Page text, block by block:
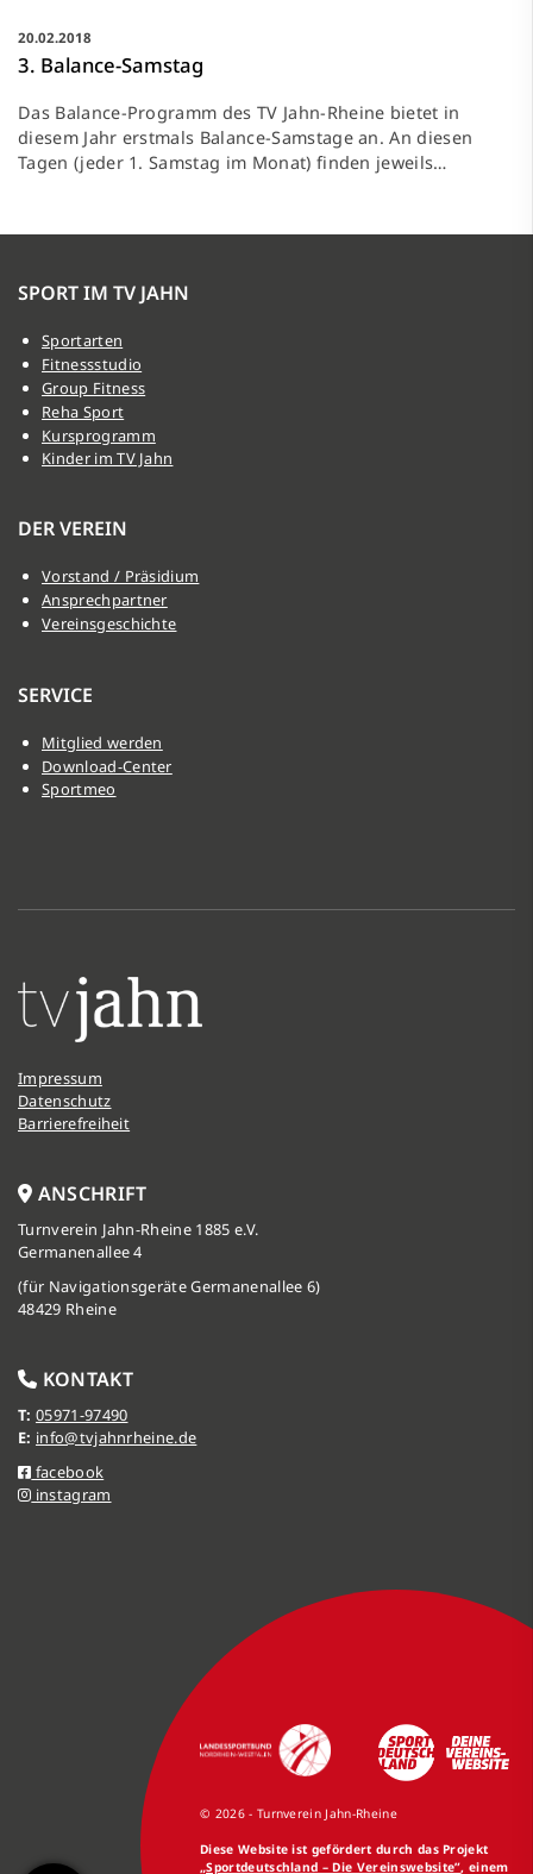
20.02.2018
3. Balance-Samstag
Das Balance-Programm des TV Jahn-Rheine bietet in
diesem Jahr erstmals Balance-Samstage an. An diesen
Tagen (jeder 1. Samstag im Monat) finden jeweils…
SPORT IM TV JAHN
Sportarten
Fitnessstudio
Group Fitness
Reha Sport
Kursprogramm
Kinder im TV Jahn
DER VEREIN
Vorstand / Präsidium
Ansprechpartner
Vereinsgeschichte
SERVICE
Mitglied werden
Download-Center
Sportmeo
Impressum
Datenschutz
Barrierefreiheit
ANSCHRIFT
Turnverein Jahn-Rheine 1885 e.V.
Germanenallee 4
(für Navigationsgeräte Germanenallee 6)
48429 Rheine
KONTAKT
T: 05971-97490
E: info@tvjahnrheine.de
facebook
instagram
© 2026 - Turnverein Jahn-Rheine
Diese Website ist gefördert durch das Projekt
„Sportdeutschland – Die Vereinswebsite”, einem